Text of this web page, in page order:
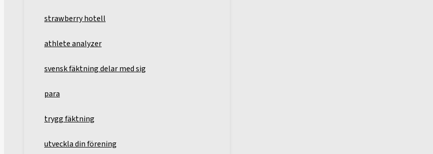
strawberry hotell
athlete analyzer
svensk fäktning delar med sig
para
trygg fäktning
utveckla din förening